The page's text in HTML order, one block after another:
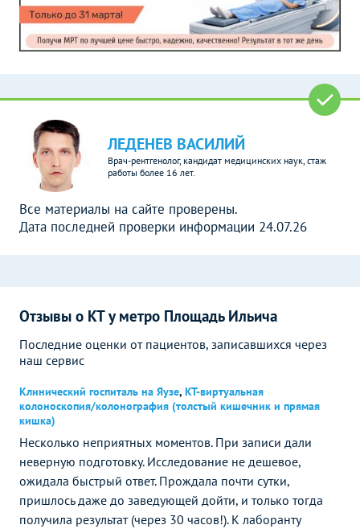
ЛЕДЕНЕВ ВАСИЛИЙ
Врач-рентгенолог, кандидат медицинских наук, стаж
работы более 16 лет.
Все материалы на сайте проверены.
Дата последней проверки информации 24.07.26
Отзывы о КТ у метро Площадь Ильича
Последние оценки от пациентов, записавшихся через
наш сервис
Клинический госпиталь на Яузе, КТ-виртуальная
колоноскопия/колонография (толстый кишечник и прямая
кишка)
Несколько неприятных моментов. При записи дали
неверную подготовку. Исследование не дешевое,
ожидала быстрый ответ. Прождала почти сутки,
пришлось даже до заведующей дойти, и только тогда
получила результат (через 30 часов!). К лаборанту